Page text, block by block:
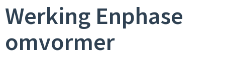
Werking Enphase
omvormer